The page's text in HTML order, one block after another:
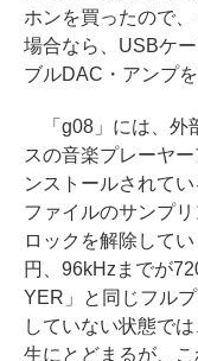
ホンを買ったので
場合なら、USBケ
ブルDAC・アンプ
「g08」には、外
スの音楽プレーヤ
ンストールされて
ファイルのサンプ
ロックを解除して
円、96kHzまでが
YER」と同じフル
していない状態で
生にとどまるが、